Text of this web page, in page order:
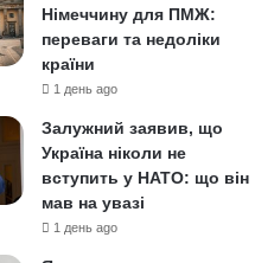
Німеччину для ПМЖ:
переваги та недоліки
країни
1 день ago
Залужний заявив, що
Україна ніколи не
вступить у НАТО: що він
мав на увазі
1 день ago